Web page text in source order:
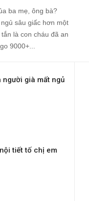
ba mẹ, ông bà?
sâu giấc hơn một
là con cháu đã an
9000+...
người già mất ngủ
tiết tố chị em